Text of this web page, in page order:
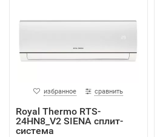
избранное сравнить
Royal Thermo RTS-
24HN8_V2 SIENA сплит-
система